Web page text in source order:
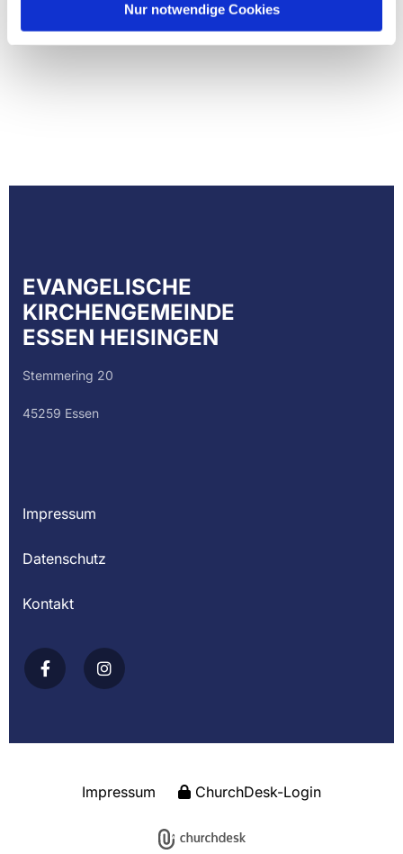
Nur notwendige Cookies
EVANGELISCHE
KIRCHENGEMEINDE
ESSEN HEISINGEN
Stemmering 20
45259 Essen
Impressum
Datenschutz
Kontakt
Impressum ChurchDesk-Login